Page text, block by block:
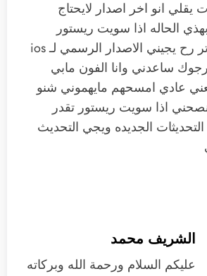
يقلي انو اخر اصدار لايحتاج
الحاله اذا سويت ريستور
بالكمبيوتر رح يجيني الاصدار الرسمي لـ ios
ارجوك ساعدني وانا الفون مابي
عادي امسحهم مايهموني شنو
اذا سويت ريستور تقدر
الجديده ويجي التحديث
الشريف محمد
عليكم السلام ورحمة الله وبركاته